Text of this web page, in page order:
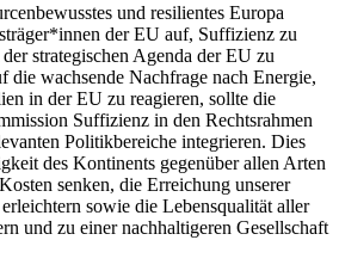
und resilientes Europa
der EU auf, Suffizienz zu
strategischen Agenda der EU zu
die wachsende Nachfrage nach Energie,
in der EU zu reagieren, sollte die
Suffizienz in den Rechtsrahmen
Politikbereiche integrieren. Dies
des Kontinents gegenüber allen Arten
senken, die Erreichung unserer
sowie die Lebensqualität aller
und zu einer nachhaltigeren Gesellschaft